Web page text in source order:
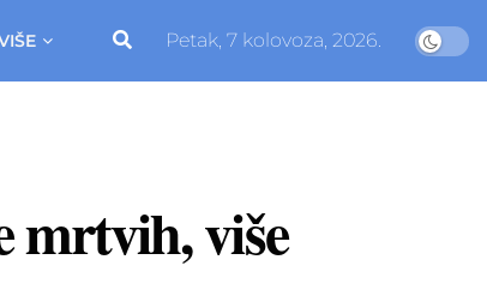
Petak, 7 kolovoza, 2026.
mrtvih, više